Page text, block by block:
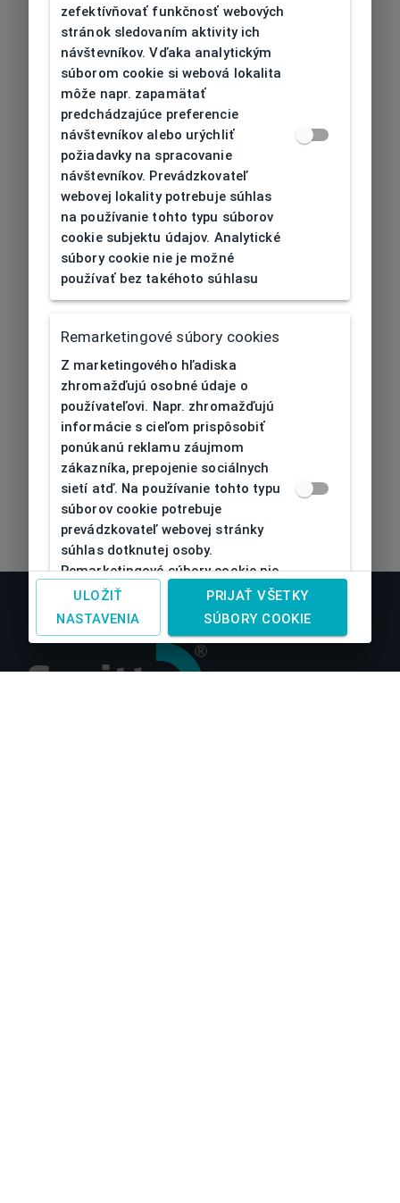
zefektívňovať funkčnosť webových
stránok sledovaním aktivity ich
návštevníkov. Vďaka analytickým
súborom cookie si webová lokalita
môže napr. zapamätať
predchádzajúce preferencie
návštevníkov alebo urýchliť
požiadavky na spracovanie
návštevníkov. Prevádzkovateľ
webovej lokality potrebuje súhlas
na používanie tohto typu súborov
cookie subjektu údajov. Analytické
súbory cookie nie je možné
používať bez takéhoto súhlasu
Remarketingové súbory cookies
Z marketingového hľadiska
zhromažďujú osobné údaje o
používateľovi. Napr. zhromažďujú
informácie s cieľom prispôsobiť
ponúkanú reklamu záujmom
zákazníka, prepojenie sociálnych
sietí atď. Na používanie tohto typu
súborov cookie potrebuje
prevádzkovateľ webovej stránky
súhlas dotknutej osoby.
Remarketingové súbory cookie nie
je možné bez takéhoto súhlasu
používať
ULOŽIŤ
NASTAVENIA
PRIJAŤ VŠETKY
SÚBORY COOKIE